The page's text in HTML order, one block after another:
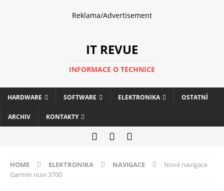
Reklama/Advertisement
IT REVUE
INFORMACE O TECHNICE
HARDWARE SOFTWARE ELEKTRONIKA OSTATNÍ
ARCHIV KONTAKTY
HOME ELEKTRONIKA NAVIGACE
Nové navigace
Garmin nüvi 3700